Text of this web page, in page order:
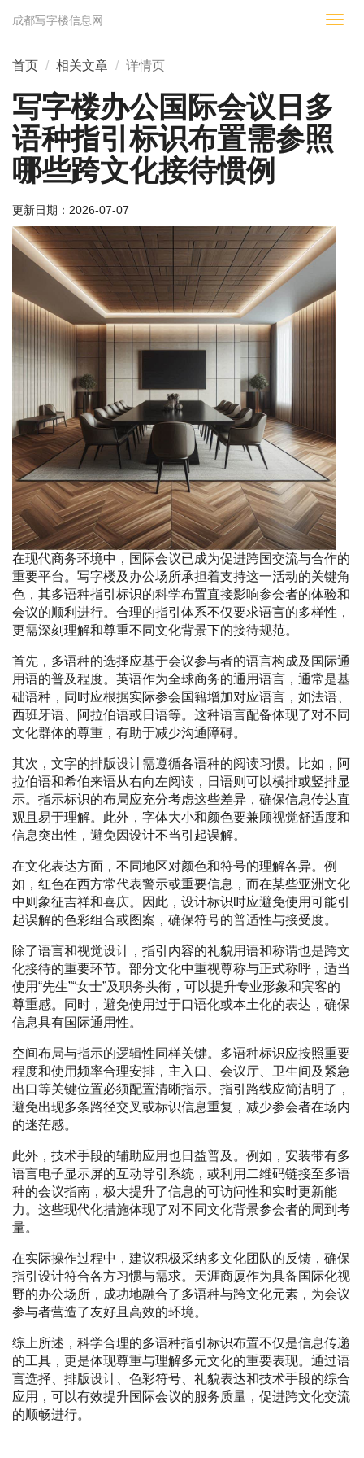
切
成都写字楼信息网
首页 相关文章 详情页
写字楼办公国际会议日多
语种指引标识布置需参照
哪些跨文化接待惯例
更新日期： 2026-07-07
在现代商务环境中，国际会议已成为促进跨国交流与合作的
重要平台。写字楼及办公场所承担着支持这一活动的关键角
色，其多语种指引标识的科学布置直接影响参会者的体验和
会议的顺利进行。合理的指引体系不仅要求语言的多样性，
更需深刻理解和尊重不同文化背景下的接待规范。
首先，多语种的选择应基于会议参与者的语言构成及国际通
用语的普及程度。英语作为全球商务的通用语言，通常是基
础语种，同时应根据实际参会国籍增加对应语言，如法语、
西班牙语、阿拉伯语或日语等。这种语言配备体现了对不同
文化群体的尊重，有助于减少沟通障碍。
其次，文字的排版设计需遵循各语种的阅读习惯。比如，阿
拉伯语和希伯来语从右向左阅读，日语则可以横排或竖排显
示。指示标识的布局应充分考虑这些差异，确保信息传达直
观且易于理解。此外，字体大小和颜色要兼顾视觉舒适度和
信息突出性，避免因设计不当引起误解。
在文化表达方面，不同地区对颜色和符号的理解各异。例
如，红色在西方常代表警示或重要信息，而在某些亚洲文化
中则象征吉祥和喜庆。因此，设计标识时应避免使用可能引
起误解的色彩组合或图案，确保符号的普适性与接受度。
除了语言和视觉设计，指引内容的礼貌用语和称谓也是跨文
化接待的重要环节。部分文化中重视尊称与正式称呼，适当
使用“先生”“女士”及职务头衔，可以提升专业形象和宾客的
尊重感。同时，避免使用过于口语化或本土化的表达，确保
信息具有国际通用性。
空间布局与指示的逻辑性同样关键。多语种标识应按照重要
程度和使用频率合理安排，主入口、会议厅、卫生间及紧急
出口等关键位置必须配置清晰指示。指引路线应简洁明了，
避免出现多条路径交叉或标识信息重复，减少参会者在场内
的迷茫感。
此外，技术手段的辅助应用也日益普及。例如，安装带有多
语言电子显示屏的互动导引系统，或利用二维码链接至多语
种的会议指南，极大提升了信息的可访问性和实时更新能
力。这些现代化措施体现了对不同文化背景参会者的周到考
量。
在实际操作过程中，建议积极采纳多文化团队的反馈，确保
指引设计符合各方习惯与需求。天涯商厦作为具备国际化视
野的办公场所，成功地融合了多语种与跨文化元素，为会议
参与者营造了友好且高效的环境。
综上所述，科学合理的多语种指引标识布置不仅是信息传递
的工具，更是体现尊重与理解多元文化的重要表现。通过语
言选择、排版设计、色彩符号、礼貌表达和技术手段的综合
应用，可以有效提升国际会议的服务质量，促进跨文化交流
的顺畅进行。